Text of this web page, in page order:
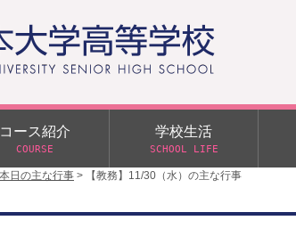
本日の主な行事 > 【教務】11/30（水）の主な行事
コース紹介
COURSE
特別進学クラス（Tクラス）
学校生活
SCHOOL LIFE